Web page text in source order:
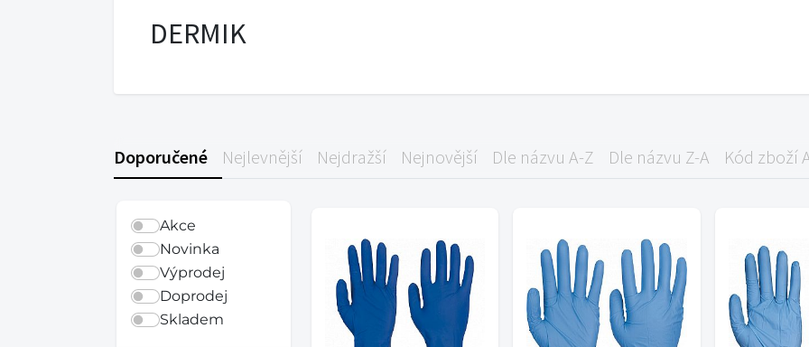
DERMIK
Doporučené Nejlevnější Nejdražší Nejnovější Dle názvu A-Z Dle názvu Z-A Kód zboží
Akce
Novinka
Výprodej
Doprodej
Skladem